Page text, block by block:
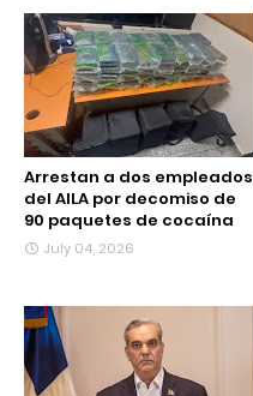
Arrestan a dos empleados
del AILA por decomiso de
90 paquetes de cocaína
July 04, 2026